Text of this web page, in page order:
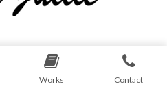
Works Contact